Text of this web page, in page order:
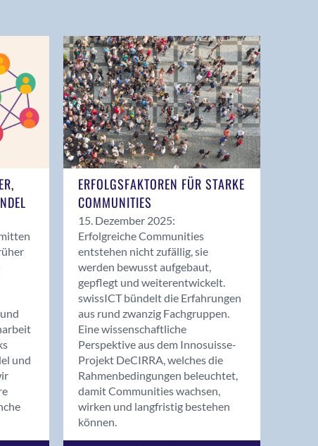
und
ERFOLGSFAKTOREN FÜR STARKE
COMMUNITIES
15. Dezember 2025:
Erfolgreiche Communities
entstehen nicht zufällig, sie
werden bewusst aufgebaut,
gepflegt und weiterentwickelt.
swissICT bündelt die Erfahrungen
aus rund zwanzig Fachgruppen.
Eine wissenschaftliche
Perspektive aus dem Innosuisse-
Projekt DeCIRRA, welches die
Rahmenbedingungen beleuchtet,
damit Communities wachsen,
wirken und langfristig bestehen
können.